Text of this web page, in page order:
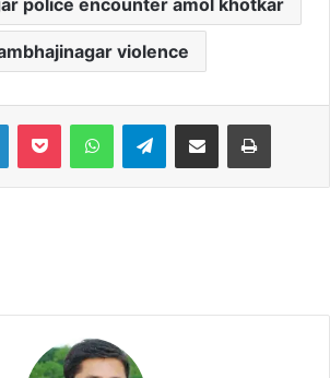
police encounter amol khotkar
violence
LinkedInPocket WhatsAppTelegramShare via Email Print